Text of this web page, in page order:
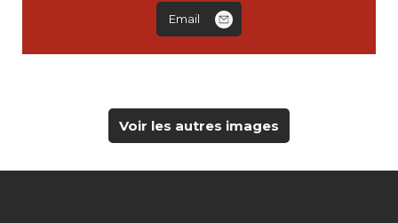
Email
Voir les autres images